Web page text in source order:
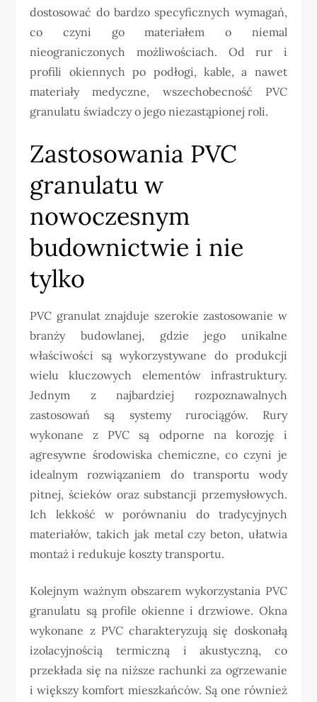
dostosować do bardzo specyficznych wymagań,
co czyni go materiałem o niemal
nieograniczonych możliwościach. Od rur i
profili okiennych po podłogi, kable, a nawet
materiały medyczne, wszechobecność PVC
granulatu świadczy o jego niezastąpionej roli.
Zastosowania PVC
granulatu w
nowoczesnym
budownictwie i nie
tylko
PVC granulat znajduje szerokie zastosowanie w
branży budowlanej, gdzie jego unikalne
właściwości są wykorzystywane do produkcji
wielu kluczowych elementów infrastruktury.
Jednym z najbardziej rozpoznawalnych
zastosowań są systemy rurociągów. Rury
wykonane z PVC są odporne na korozję i
agresywne środowiska chemiczne, co czyni je
idealnym rozwiązaniem do transportu wody
pitnej, ścieków oraz substancji przemysłowych.
Ich lekkość w porównaniu do tradycyjnych
materiałów, takich jak metal czy beton, ułatwia
montaż i redukuje koszty transportu.
Kolejnym ważnym obszarem wykorzystania PVC
granulatu są profile okienne i drzwiowe. Okna
wykonane z PVC charakteryzują się doskonałą
izolacyjnością termiczną i akustyczną, co
przekłada się na niższe rachunki za ogrzewanie
i większy komfort mieszkańców. Są one również